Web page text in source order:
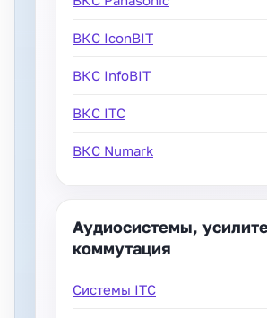
ВКС IconBIT
ВКС InfoBIT
ВКС ITC
ВКС Numark
Аудиосистемы,
коммутация
Системы ITC